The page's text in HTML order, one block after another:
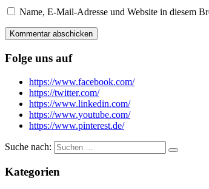
Name, E-Mail-Adresse und Website in diesem
Folge uns auf
https://www.facebook.com/
https://twitter.com/
https://www.linkedin.com/
https://www.youtube.com/
https://www.pinterest.de/
Suche nach:
Kategorien